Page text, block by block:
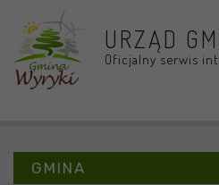
URZĄD
Oficjalny serwis
GMINA